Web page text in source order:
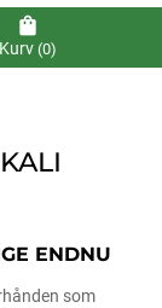
shopping_bag
Kurv (0)
ENDNU
som